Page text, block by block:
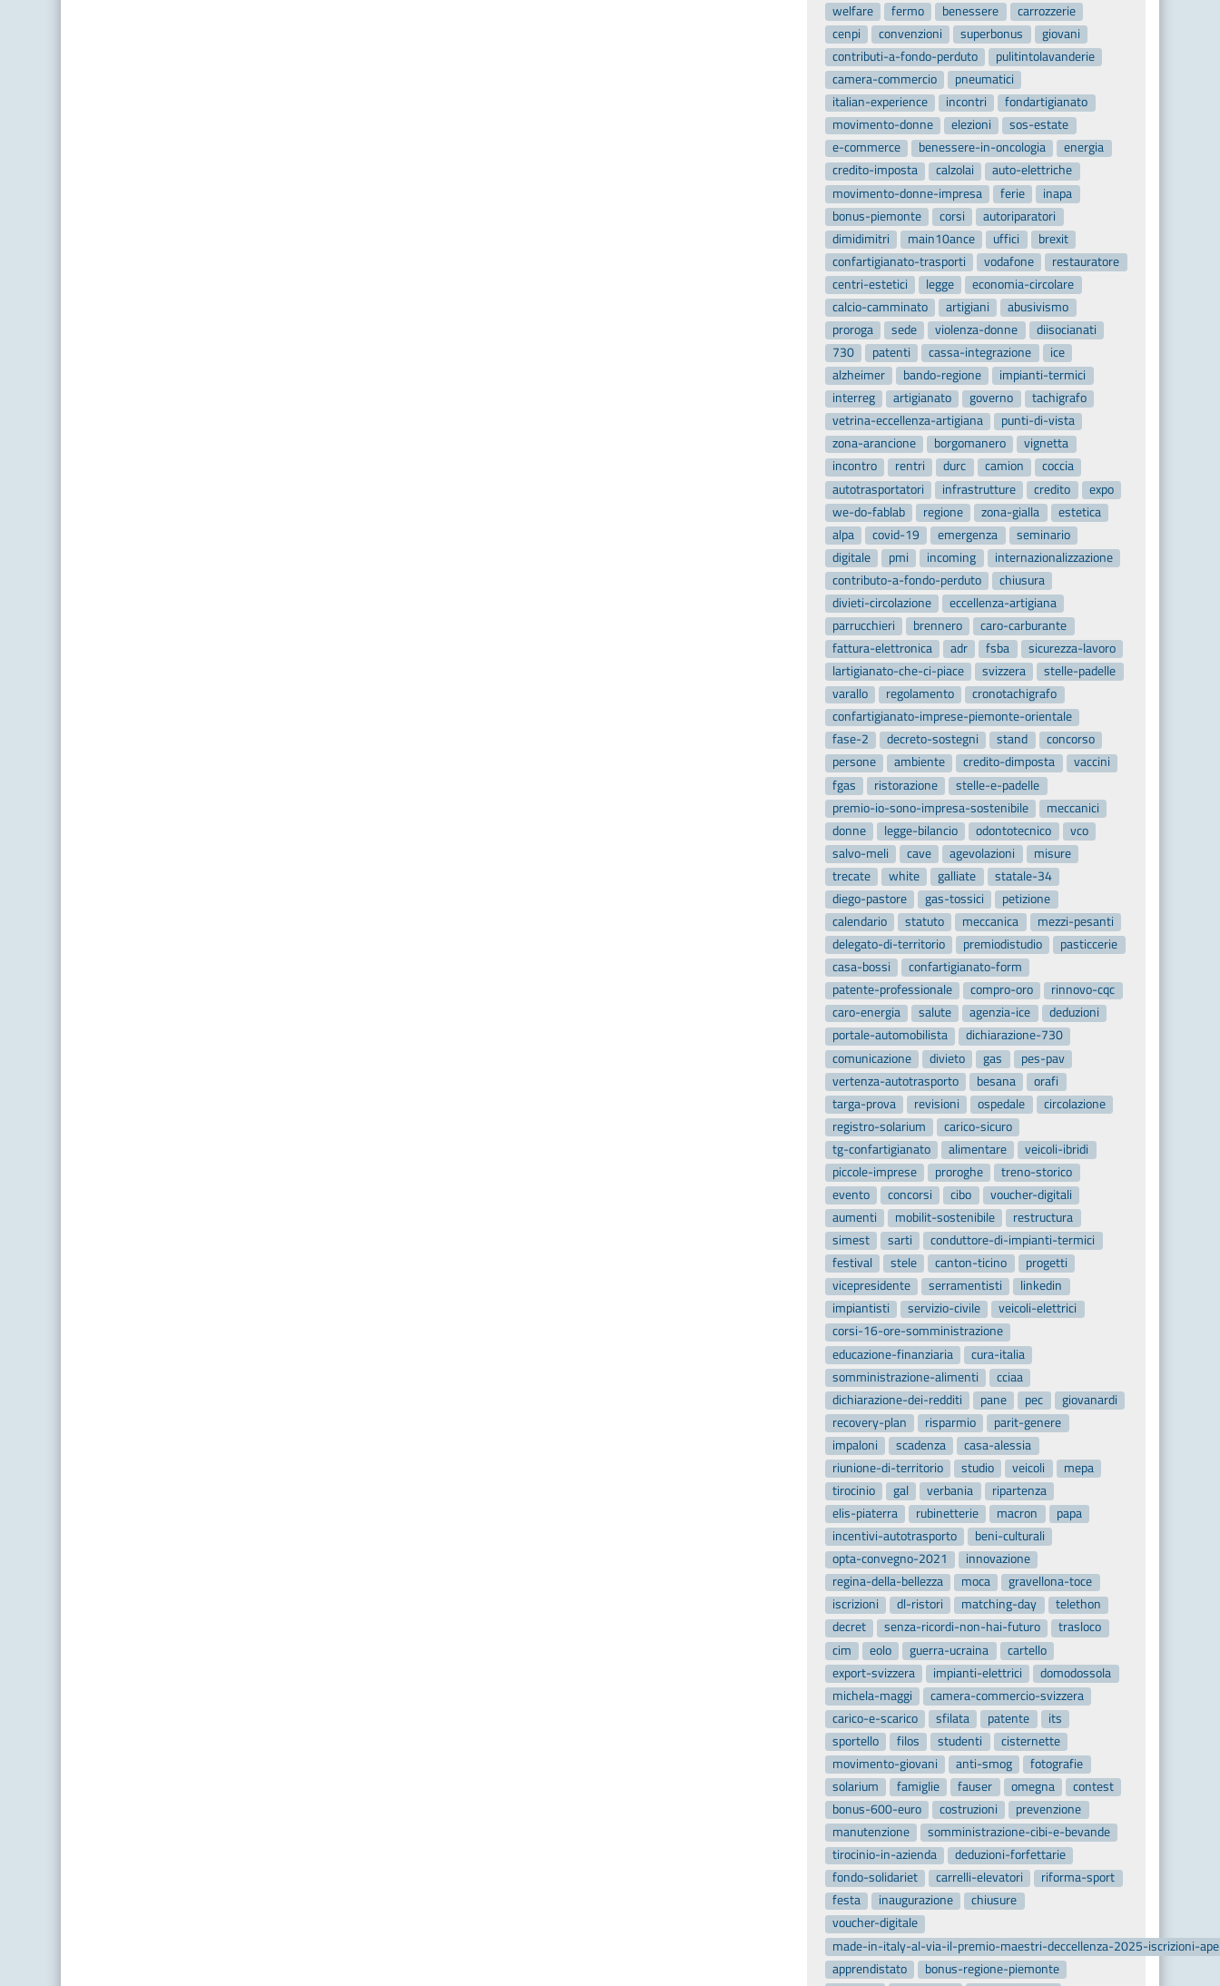
welfare
fermo benessere
carrozzerie
cenpi
convenzioni superbonus
giovani
contributi-a-fondo-perduto
pulitintolavanderie
camera-commercio
pneumatici
italian-experience
incontri
fondartigianato
movimento-donne
elezioni
sos-estate
e-commerce
benessere-in-oncologia
energia
credito-imposta
calzolai
auto-elettriche
movimento-donne-impresa
ferie
inapa
bonus-piemonte
corsi
autoriparatori
dimidimitri
main10ance uffici
brexit
confartigianato-trasporti
vodafone
restauratore
centri-estetici
legge
economia-circolare
calcio-camminato
artigiani
abusivismo
proroga
sede violenza-donne
diisocianati
730
patenti cassa-integrazione
ice
alzheimer
bando-regione
impianti-termici
interreg
artigianato governo
tachigrafo
vetrina-eccellenza-artigiana
punti-di-vista
zona-arancione
borgomanero
vignetta
incontro
rentri durc camion
coccia
autotrasportatori
infrastrutture credito
expo
we-do-fablab
regione zona-gialla
estetica
alpa
covid-19 emergenza
seminario
digitale
pmi incoming
internazionalizzazione
contributo-a-fondo-perduto
chiusura
divieti-circolazione
eccellenza-artigiana
parrucchieri
brennero
caro-carburante
fattura-elettronica
adr fsba
sicurezza-lavoro
lartigianato-che-ci-piace
svizzera
stelle-padelle
varallo
regolamento
cronotachigrafo
confartigianato-imprese-piemonte-orientale
fase-2
decreto-sostegni stand
concorso
persone
ambiente credito-dimposta
vaccini
fgas
ristorazione
stelle-e-padelle
premio-io-sono-impresa-sostenibile
meccanici
donne
legge-bilancio odontotecnico
vco
salvo-meli
cave agevolazioni
misure
trecate
white galliate
statale-34
diego-pastore
gas-tossici
petizione
calendario
statuto meccanica
mezzi-pesanti
delegato-di-territorio
premiodistudio
pasticcerie
casa-bossi
confartigianato-form
patente-professionale
compro-oro
rinnovo-cqc
caro-energia
salute agenzia-ice
deduzioni
portale-automobilista
dichiarazione-730
comunicazione
divieto gas
pes-pav
vertenza-autotrasporto
besana
orafi
targa-prova
revisioni ospedale
circolazione
registro-solarium
carico-sicuro
tg-confartigianato
alimentare
veicoli-ibridi
piccole-imprese
proroghe
treno-storico
evento
concorsi cibo
voucher-digitali
aumenti
mobilit-sostenibile
restructura
simest
sarti
conduttore-di-impianti-termici
festival
stele canton-ticino
progetti
vicepresidente
serramentisti
linkedin
impiantisti
servizio-civile
veicoli-elettrici
corsi-16-ore-somministrazione
educazione-finanziaria
cura-italia
somministrazione-alimenti
cciaa
dichiarazione-dei-redditi
pane pec
giovanardi
recovery-plan
risparmio
parit-genere
impaloni
scadenza
casa-alessia
riunione-di-territorio
studio veicoli
mepa
tirocinio
gal verbania
ripartenza
elis-piaterra
rubinetterie macron
papa
incentivi-autotrasporto
beni-culturali
opta-convegno-2021
innovazione
regina-della-bellezza
moca
gravellona-toce
iscrizioni
dl-ristori matching-day
telethon
decret
senza-ricordi-non-hai-futuro
trasloco
cim
eolo guerra-ucraina
cartello
export-svizzera
impianti-elettrici
domodossola
michela-maggi
camera-commercio-svizzera
carico-e-scarico
sfilata patente
its
sportello
filos studenti
cisternette
movimento-giovani
anti-smog
fotografie
solarium
famiglie fauser omegna
contest
bonus-600-euro
costruzioni
prevenzione
manutenzione
somministrazione-cibi-e-bevande
tirocinio-in-azienda
deduzioni-forfettarie
fondo-solidariet
carrelli-elevatori
riforma-sport
festa
inaugurazione
chiusure
voucher-digitale
made-in-italy-al-via-il-premio-maestri-deccellenza-2025-iscrizioni-
apprendistato
bonus-regione-piemonte